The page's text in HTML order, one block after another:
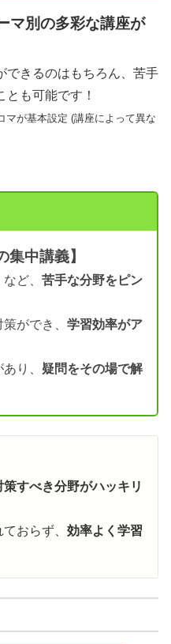
マ別の多彩な講座が
できるのはもちろん、苦手
も可能です！
が基本設定 (講座によって異な
集中講義】
ど、 苦手な分野をピン
ができ、 学習効率がア
り、 疑問をその場で解
策すべき分野がハッキリ
おらず、 効率よく学習